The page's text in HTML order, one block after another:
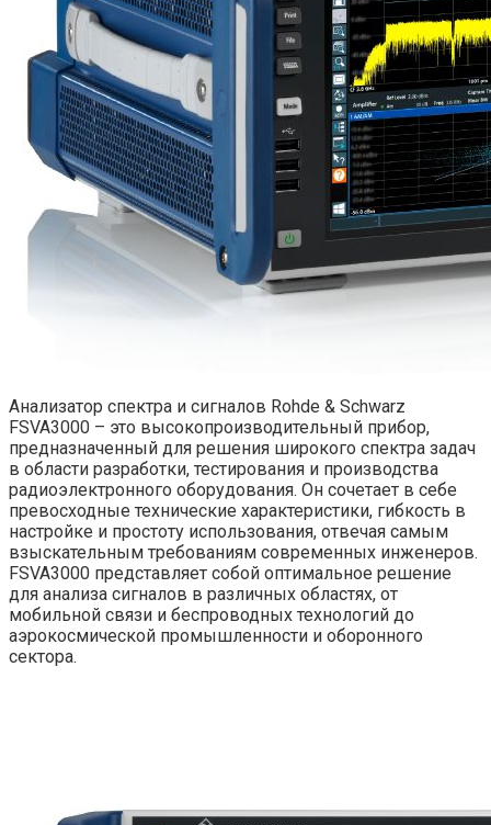
Анализатор спектра и сигналов Rohde & Schwarz
FSVA3000 – это высокопроизводительный прибор,
предназначенный для решения широкого спектра задач
в области разработки, тестирования и производства
радиоэлектронного оборудования. Он сочетает в себе
превосходные технические характеристики, гибкость в
настройке и простоту использования, отвечая самым
взыскательным требованиям современных инженеров.
FSVA3000 представляет собой оптимальное решение
для анализа сигналов в различных областях, от
мобильной связи и беспроводных технологий до
аэрокосмической промышленности и оборонного
сектора.